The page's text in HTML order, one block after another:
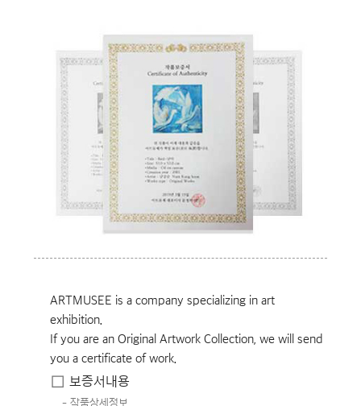
ARTMUSEE is a company specializing in art
exhibition.
If you are an Original Artwork Collection, we will send
you a certificate of work.
보증서내용
작품상세정보